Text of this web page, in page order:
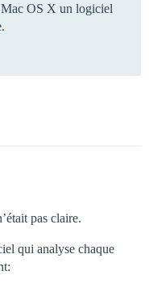
Mac OS X un logiciel
pas claire.
qui analyse chaque